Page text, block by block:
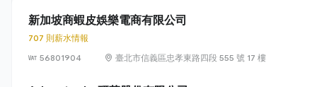
新加坡商蝦皮娛樂電商有限公司
707 則薪水情報
56801904
臺北市信義區忠孝東路四段 555 號 17 樓